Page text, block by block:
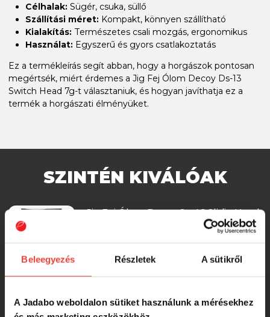
Beleegyezés Részletek A sütikről
A Jadabo weboldalon sütiket használunk a mérésekhez
Célhalak: Sügér, csuka, süllő
Szállítási méret: Kompakt, könnyen szállítható
Kialakítás: Természetes csali mozgás, ergonomikus
Használat: Egyszerű és gyors csatlakoztatás
Ez a termékleírás segít abban, hogy a horgászok pontosan
megértsék, miért érdemes a Jig Fej Ólom Decoy Ds-13
Switch Head 7g-t választaniuk, és hogyan javíthatja ez a
termék a horgászati élményüket.
SZINTÉN KIVÁLÓAK
Jig Fej Ólom Decoy Sv-46 Slidin Head
1 390 Ft
Jig Fej Ólom Decoy Sv-46 Slidin Head
2.5g